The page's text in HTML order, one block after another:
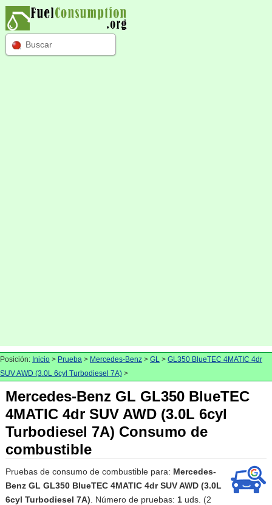
Buscar
Posición: Inicio > Prueba > Mercedes-Benz > GL > GL350 BlueTEC 4MATIC 4dr
SUV AWD (3.0L 6cyl Turbodiesel 7A) >
Mercedes-Benz GL GL350 BlueTEC
4MATIC 4dr SUV AWD (3.0L 6cyl
Turbodiesel 7A) Consumo de
combustible
Pruebas de consumo de combustible para: Mercedes-
Benz GL GL350 BlueTEC 4MATIC 4dr SUV AWD (3.0L
6cyl Turbodiesel 7A) . Número de pruebas: 1uds. (2